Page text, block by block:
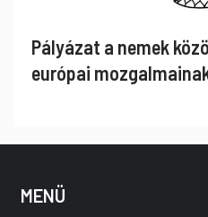
Pályázat a nemek
európai
MENÜ